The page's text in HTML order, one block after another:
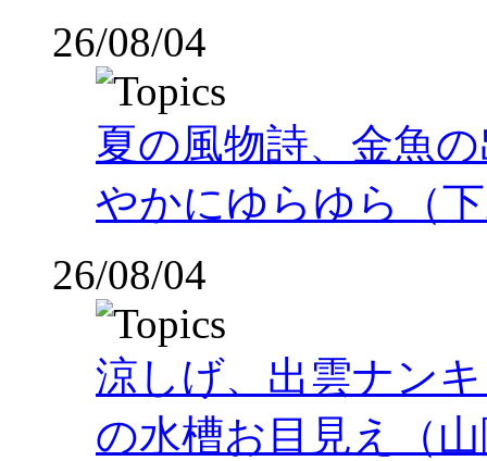
26/08/04
夏の風物詩、金魚
やかにゆらゆら（
26/08/04
涼しげ、出雲ナン
の水槽お目見え（